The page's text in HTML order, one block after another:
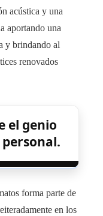
acústica y una
aportando una
y brindando al
renovados
el genio
forma parte de
en los